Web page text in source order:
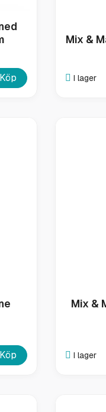
Köp
Mix &
I lager
Köp
Mix &
I lager